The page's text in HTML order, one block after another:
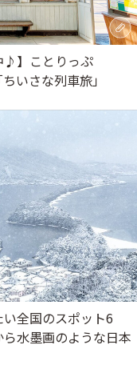
♪】ことりっぷ
いさな列車旅」
全国のスポット6
水墨画のような日本